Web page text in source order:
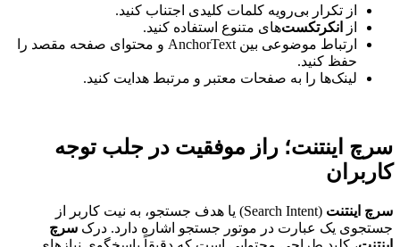
از تکرار بی‌رویه کلمات کلیدی اجتناب کنید.
از
انکرتکست‌های متنوع استفاده کنید.
ارتباط موضوعی بین AnchorText و محتوای صفحه مقصد را
حفظ کنید.
لینک‌ها را به صفحات معتبر و مرتبط هدایت کنید.
سرچ اینتنت؛ راز موفقیت در جلب توجه
کاربران
سرچ اینتنت
(Search Intent) یا هدف جستجو، به نیت کاربر از
جستجوی یک عبارت در موتور جستجو اشاره دارد. درک سرچ